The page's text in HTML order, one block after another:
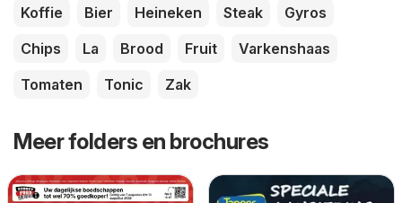
Koffie Bier Heineken Steak
Gyros
Chips
La Brood Fruit
Varkenshaas
Tomaten
Tonic Zak
Meer folders en brochures